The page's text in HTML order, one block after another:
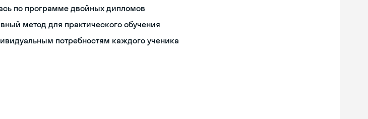
по программе двойных дипломов
метод для практического обучения
потребностям каждого ученика